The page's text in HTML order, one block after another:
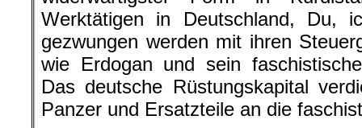
Werktätigen in Deutschland, Du,
gezwungen werden mit ihren
wie Erdogan und sein
Das deutsche Rüstungskapital
Panzer und Ersatzteile an die